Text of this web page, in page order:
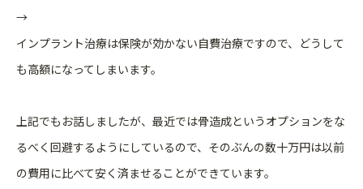
→
インプラント治療は保険が効かない自費治療ですので、どうして
も高額になってしまいます。
上記でもお話しましたが、最近では骨造成というオプションをな
るべく回避するようにしているので、そのぶんの数十万円は以前
の費用に比べて安く済ませることができています。